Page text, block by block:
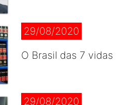
29/08/2020
O Brasil das 7 vidas
29/08/2020